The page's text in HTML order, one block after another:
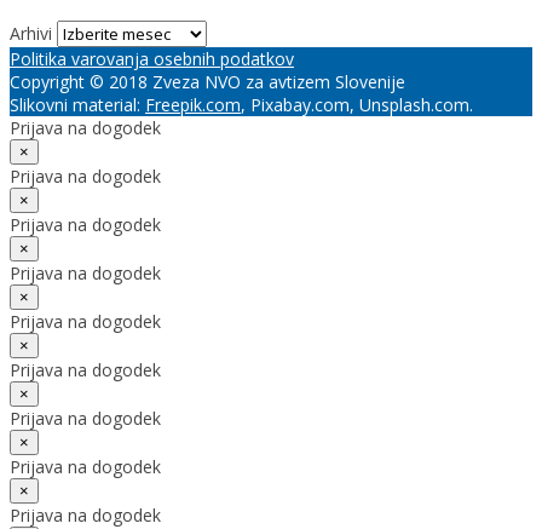
Arhivi
Politika varovanja osebnih podatkov
Copyright © 2018 Zveza NVO za avtizem Slovenije
Slikovni material: Freepik.com, Pixabay.com, Unsplash.com.
Prijava na dogodek
×
Prijava na dogodek
×
Prijava na dogodek
×
Prijava na dogodek
×
Prijava na dogodek
×
Prijava na dogodek
×
Prijava na dogodek
×
Prijava na dogodek
×
Prijava na dogodek